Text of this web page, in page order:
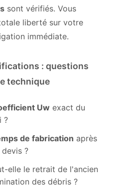
sont vérifiés. Vous
liberté sur votre
immédiate.
: questions
technique
Uw exact du
?
de fabrication après
?
elle le retrait de l'ancien
des débris ?